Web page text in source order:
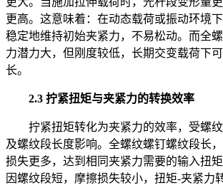
更高。这意味着：在动态载荷或振动环境
稳定地维持初始夹紧力，不易松动。而全
力潜力大，但刚度较低，长期交变载荷下
长。
2.3 拧紧扭矩与夹紧力的转换效率
拧紧扭矩转化为夹紧力的效率，受螺纹
及螺纹段长度影响。全螺纹螺钉螺纹段长
损失更多，达到相同夹紧力需要的输入扭
因螺纹段短，摩擦损失较小，扭矩-夹紧力